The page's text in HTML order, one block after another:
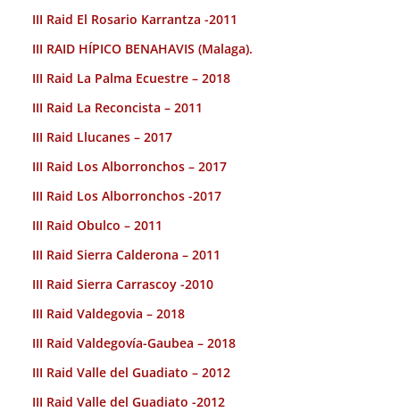
III Raid El Rosario Karrantza -2011
III RAID HÍPICO BENAHAVIS (Malaga).
III Raid La Palma Ecuestre – 2018
III Raid La Reconcista – 2011
III Raid Llucanes – 2017
III Raid Los Alborronchos – 2017
III Raid Los Alborronchos -2017
III Raid Obulco – 2011
III Raid Sierra Calderona – 2011
III Raid Sierra Carrascoy -2010
III Raid Valdegovia – 2018
III Raid Valdegovía-Gaubea – 2018
III Raid Valle del Guadiato – 2012
III Raid Valle del Guadiato -2012